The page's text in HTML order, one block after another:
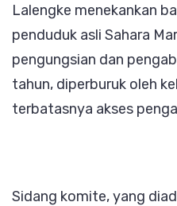
Lalengke menekankan
penduduk asli Sahara
pengungsian dan
tahun, diperburuk oleh
terbatasnya akses
Sidang komite, yang